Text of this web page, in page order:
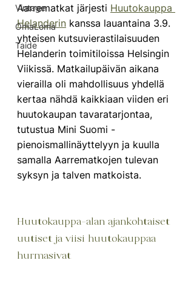
Vintage
OmaLoma
Taide
Aarrematkat järjesti Huutokauppa
Helanderin kanssa lauantaina 3.9.
yhteisen kutsuvierastilaisuuden
Helanderin toimitiloissa Helsingin
Viikissä. Matkailupäivän aikana
vierailla oli mahdollisuus yhdellä
kertaa nähdä kaikkiaan viiden eri
huutokaupan tavaratarjontaa,
tutustua Mini Suomi -
pienoismallinäyttelyyn ja kuulla
samalla Aarrematkojen tulevan
syksyn ja talven matkoista.
Huutokauppa-alan ajankohtaiset
uutiset ja viisi huutokauppaa
hurmasivat